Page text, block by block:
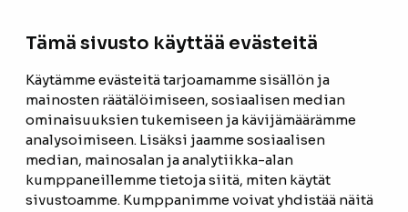
Tämä sivusto käyttää evästeitä
Käytämme evästeitä tarjoamamme sisällön ja
mainosten räätälöimiseen, sosiaalisen median
ominaisuuksien tukemiseen ja kävijämäärämme
analysoimiseen. Lisäksi jaamme sosiaalisen
median, mainosalan ja analytiikka-alan
kumppaneillemme tietoja siitä, miten käytät
sivustoamme. Kumppanimme voivat yhdistää näitä
ETUSIVU
TUOTTEET
REFERENSSIT